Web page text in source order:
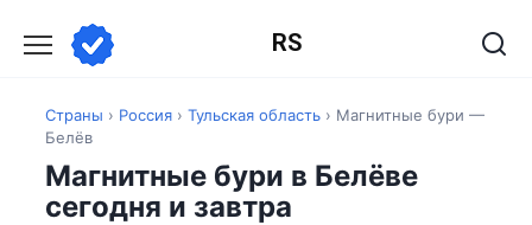
содержанию
RS
Страны › Россия › Тульская область › Магнитные бури —
Белёв
Магнитные бури в Белёве
сегодня и завтра